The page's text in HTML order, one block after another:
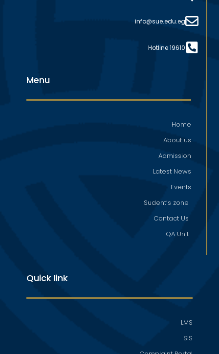
info@sue.edu.eg
Hotline 19610
Menu
Home
About us
Admission
Latest News
Events
Sudent’s zone
Contact Us
QA Unit
Quick link
LMS
SIS